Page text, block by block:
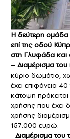
Η δεύτερη ομάδα
επί της οδού
στη Γλυφάδα και
– Διαμέρισμα του
κύριο δωμάτιο,
έχει επιφάνεια
κάτοψη
χρήσης που έχει
χρήσης
157.000 ευρώ.
–Διαμέρισμα του